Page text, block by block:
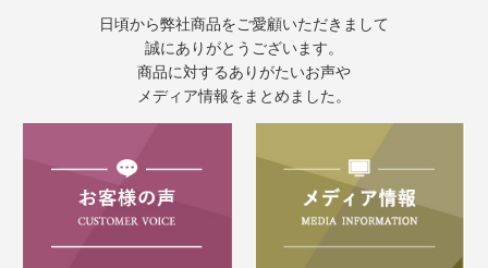
日頃から弊社商品をご愛顧いただきまして
誠にありがとうございます。
商品に対するありがたいお声や
メディア情報をまとめました。